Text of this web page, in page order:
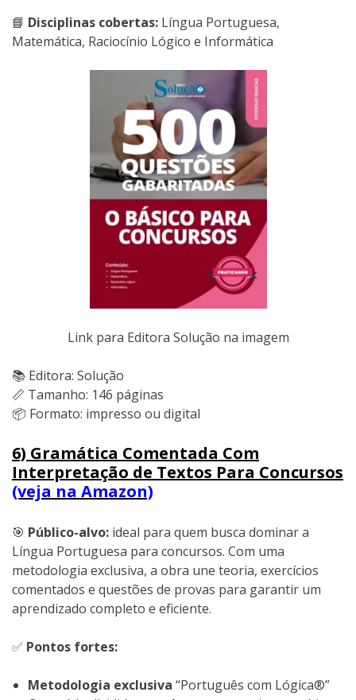
📘 Disciplinas cobertas: Língua Portuguesa,
Matemática, Raciocínio Lógico e Informática
Link para Editora Solução na imagem
📚 Editora: Solução
📏 Tamanho: 146 páginas
📦 Formato: impresso ou digital
6) Gramática Comentada Com
Interpretação de Textos Para Concursos
(veja na Amazon)
🎯 Público-alvo: ideal para quem busca dominar a
Língua Portuguesa para concursos. Com uma
metodologia exclusiva, a obra une teoria, exercícios
comentados e questões de provas para garantir um
aprendizado completo e eficiente.
✅ Pontos fortes:
Metodologia exclusiva “Português com Lógica®”